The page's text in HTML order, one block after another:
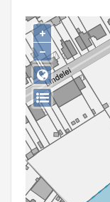
Aanmelden
+
−